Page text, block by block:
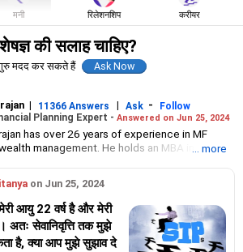
मनी रिलेशनशिप करीयर
की सलाह चाहिए?
गुरु मदद कर सकते हैं
| 11366 Answers | Ask -
Follow
Planning Expert - Answered on Jun 25, 2024
has over 26 years of experience in MF
management. He holds an MBA in Finance
based AMFI-registered Mutual Fund
4188) and APMI-registered PMS Distribution
helping clients build long-term wealth
and other investment solutions.
... more
on Jun 25, 2024
आयु 22 वर्ष है और मेरी
अतः सेवानिवृत्ति तक मुझे
है, क्या आप मुझे सुझाव दे